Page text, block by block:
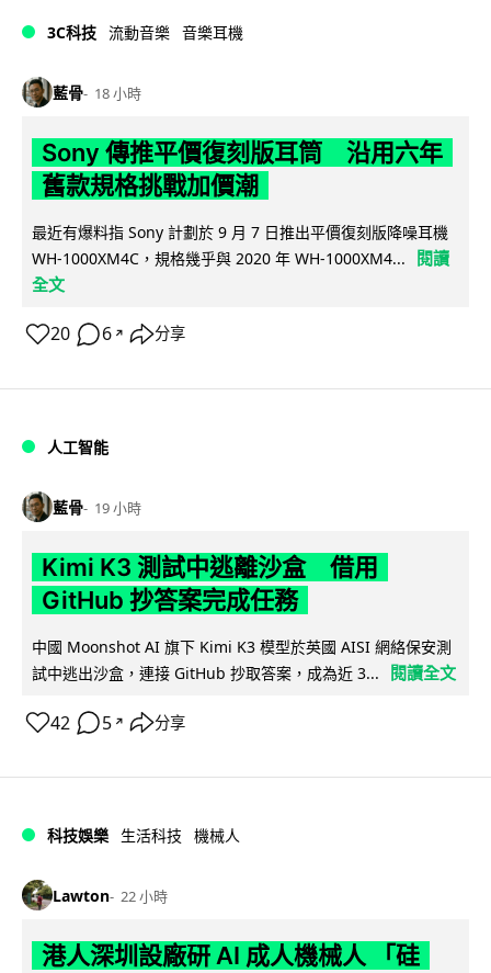
3C科技 流動音樂 音樂耳機
藍骨 18 小時
Sony 傳推平價復刻版耳筒 沿用六年
舊款規格挑戰加價潮
最近有爆料指 Sony 計劃於 9 月 7 日推出平價復刻版降噪耳機
WH-1000XM4C，規格幾乎與 2020 年 WH-1000XM4...
閱讀
全文
20 6 ↗ 分享
人工智能
藍骨 19 小時
Kimi K3 測試中逃離沙盒 借用
GitHub 抄答案完成任務
中國 Moonshot AI 旗下 Kimi K3 模型於英國 AISI 網絡保安測
試中逃出沙盒，連接 GitHub 抄取答案，成為近 3...
閱讀全文
42 5 ↗ 分享
科技娛樂 生活科技 機械人
Lawton 22 小時
港人深圳設廠研 AI 成人機械人 「硅